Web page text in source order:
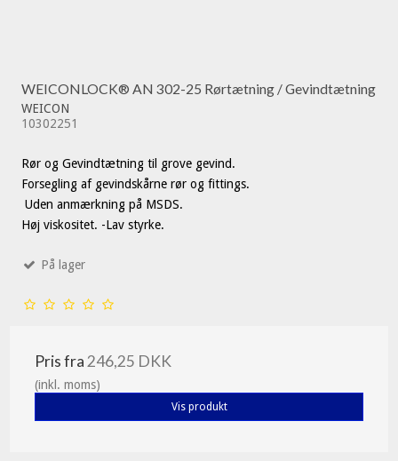
WEICONLOCK® AN 302-25 Rørtætning / Gevindtætning
WEICON
10302251
Rør og Gevindtætning til grove gevind.
Forsegling af gevindskårne rør og fittings.
Uden anmærkning på MSDS.
Høj viskositet. -Lav styrke.
På lager
Pris fra 246,25 DKK
(inkl. moms)
Vis produkt